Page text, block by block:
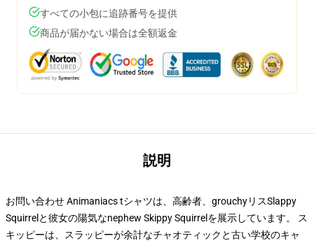
すべての小包に追跡番号を提供
商品が届かない場合は全額返金
説明
お問い合わせ Animaniacs tシャツは、高齢者、grouchyリスSlappy
Squirrelと彼女の陽気なnephew Skippy Squirrelを展示しています。 ス
キッピーは、スラッピーが余計なチャオティックと古い学校のキャ